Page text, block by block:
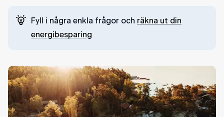
Fyll i några enkla frågor och räkna ut din
energibesparing